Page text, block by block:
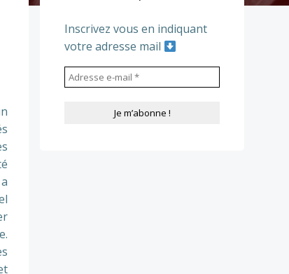
Inscrivez vous en indiquant
votre adresse mail